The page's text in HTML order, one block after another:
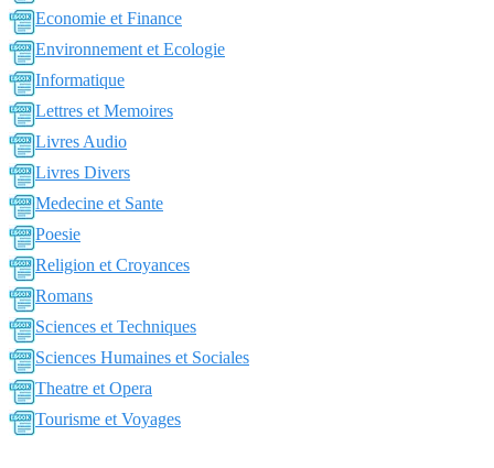
Economie et Finance
Environnement et Ecologie
Informatique
Lettres et Memoires
Livres Audio
Livres Divers
Medecine et Sante
Poesie
Religion et Croyances
Romans
Sciences et Techniques
Sciences Humaines et Sociales
Theatre et Opera
Tourisme et Voyages